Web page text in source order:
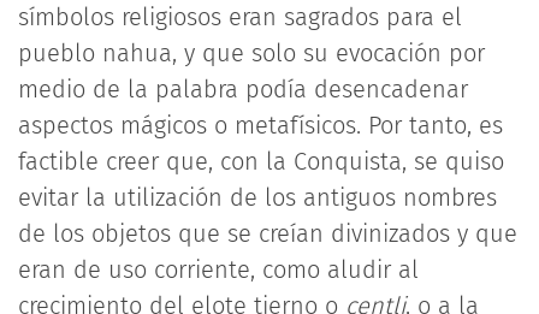
símbolos religiosos eran sagrados para el
pueblo nahua, y que solo su evocación por
medio de la palabra podía desencadenar
aspectos mágicos o metafísicos. Por tanto, es
factible creer que, con la Conquista, se quiso
evitar la utilización de los antiguos nombres
de los objetos que se creían divinizados y que
eran de uso corriente, como aludir al
crecimiento del elote tierno o centli, o a la